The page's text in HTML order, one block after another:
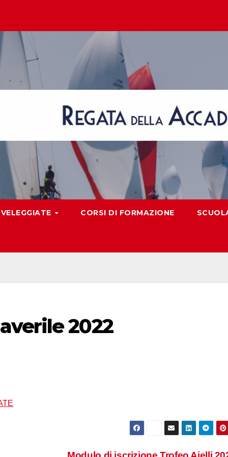
VELEGGIATE CORSI DI FORMAZIONE
2022